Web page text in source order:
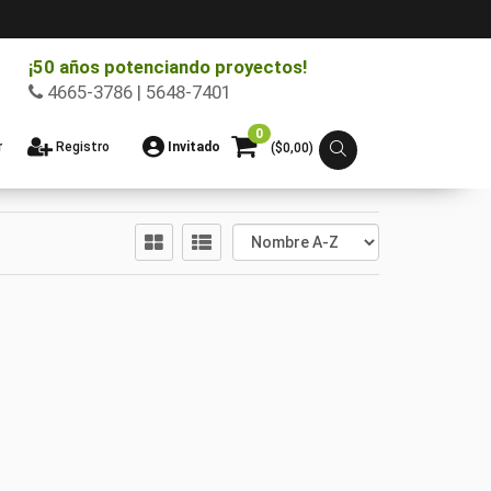
Invitado
Registro
0
($0,00)
¡50 años potenciando proyectos!
4665-3786 | 5648-7401